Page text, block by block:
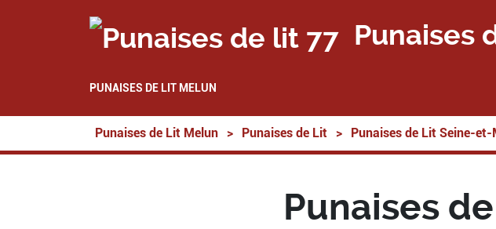
Punaises
PUNAISES DE LIT MELUN
Punaises de Lit Melun > Punaises de Lit > Punaises de Lit Seine-et-
Punaises